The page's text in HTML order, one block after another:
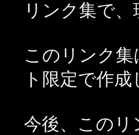
リンク集で
このリンク
ト限定で作
今後、このリ